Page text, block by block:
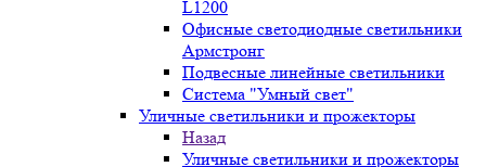
L1200
Офисные светодиодные светильники
Армстронг
Подвесные линейные светильники
Система "Умный свет"
Уличные светильники и прожекторы
Назад
Уличные светильники и прожекторы